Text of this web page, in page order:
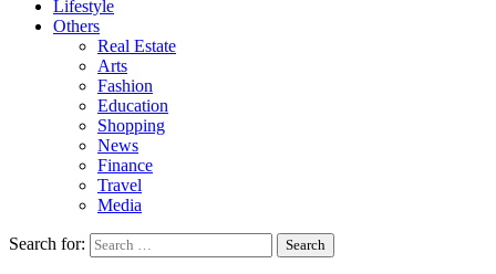
Lifestyle
Others
Real Estate
Arts
Fashion
Education
Shopping
News
Finance
Travel
Media
Search for: